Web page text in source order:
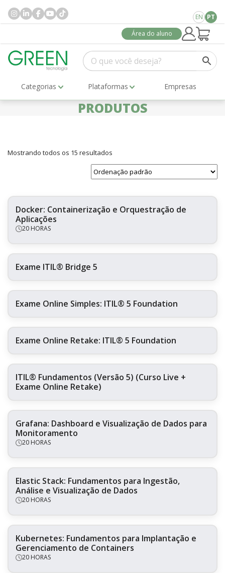
EN PT
Área do aluno
Categorias Plataformas Empresas
PRODUTOS
Mostrando todos os 15 resultados
Docker: Containerização e Orquestração de
Aplicações
20 HORAS
Exame ITIL® Bridge 5
Exame Online Simples: ITIL® 5 Foundation
Exame Online Retake: ITIL® 5 Foundation
ITIL® Fundamentos (Versão 5) (Curso Live +
Exame Online Retake)
Grafana: Dashboard e Visualização de Dados para
Monitoramento
20 HORAS
Elastic Stack: Fundamentos para Ingestão,
Análise e Visualização de Dados
20 HORAS
Kubernetes: Fundamentos para Implantação e
Gerenciamento de Containers
20 HORAS